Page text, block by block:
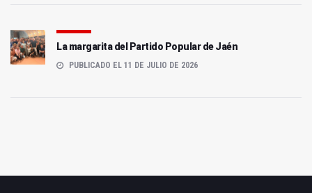
La margarita del Partido Popular de Jaén
PUBLICADO EL 11 DE JULIO DE 2026